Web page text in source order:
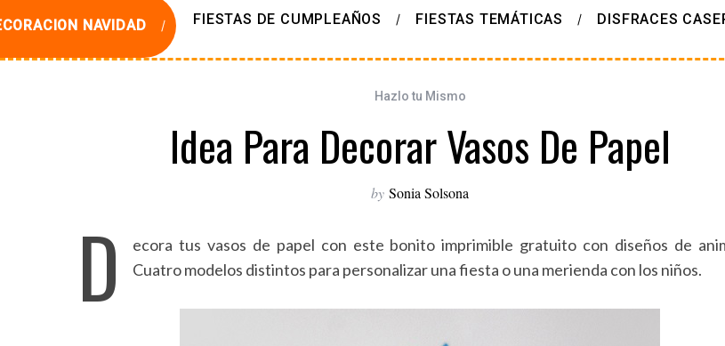
NAVIDAD FIESTAS DE CUMPLEAÑOS FIESTAS TEMÁTICAS DISFRACES
Hazlo tu Mismo
Idea Para Decorar Vasos De Papel
by Sonia Solsona
D
ecora tus vasos de papel con este bonito imprimible gratuito con diseños de
Cuatro modelos distintos para personalizar una fiesta o una merienda con los niños.